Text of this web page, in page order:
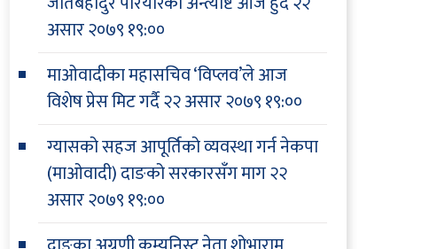
असार २०७९ १९:००
माओवादीका महासचिव ‘विप्लव’ले आज
विशेष प्रेस मिट गर्दै२२ असार २०७९ १९:००
ग्यासको सहज आपूर्तिको व्यवस्था गर्न नेकपा
(माओवादी) दाङको सरकारसँग माग२२
असार २०७९ १९:००